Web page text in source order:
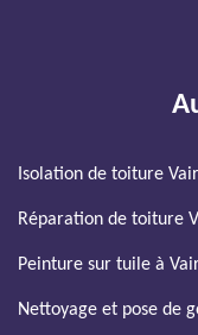
Isolation de toiture
Réparation de toiture
Peinture sur tuile à
Nettoyage et pose de